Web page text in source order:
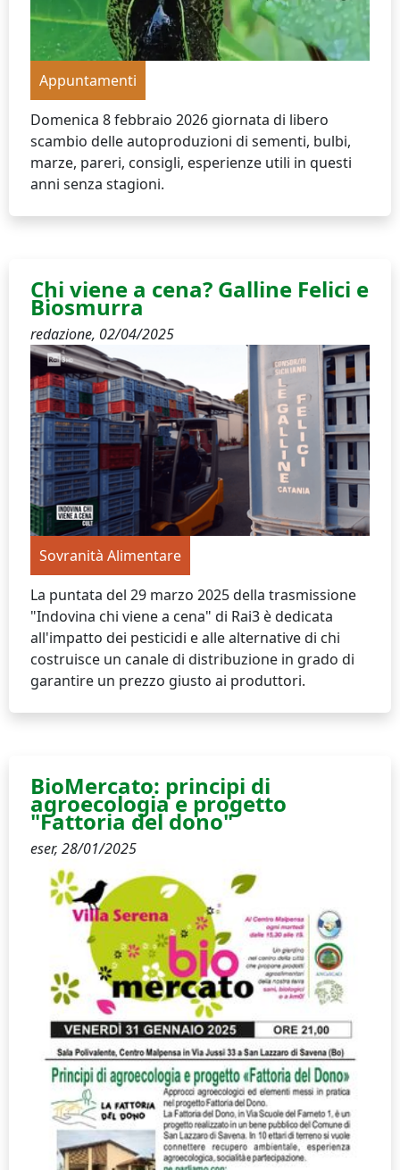
Appuntamenti
Domenica 8 febbraio 2026 giornata di libero
scambio delle autoproduzioni di sementi, bulbi,
marze, pareri, consigli, esperienze utili in questi
anni senza stagioni.
Chi viene a cena? Galline Felici e
Biosmurra
redazione, 02/04/2025
Sovranità Alimentare
La puntata del 29 marzo 2025 della trasmissione
"Indovina chi viene a cena" di Rai3 è dedicata
all'impatto dei pesticidi e alle alternative di chi
costruisce un canale di distribuzione in grado di
garantire un prezzo giusto ai produttori.
BioMercato: principi di
agroecologia e progetto
"Fattoria del dono"
eser, 28/01/2025